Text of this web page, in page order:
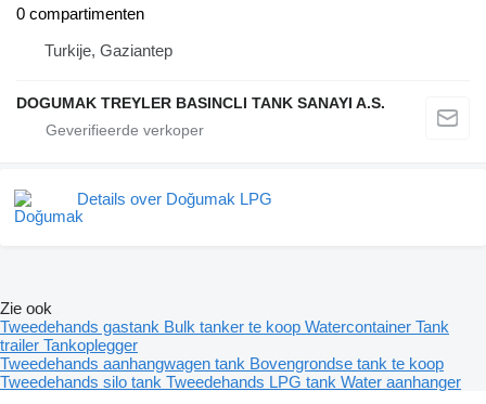
0 compartimenten
Turkije, Gaziantep
DOGUMAK TREYLER BASINCLI TANK SANAYI A.S.
Details over Doğumak LPG
Zie ook
Tweedehands gastank Bulk tanker te koop Watercontainer Tank
trailer Tankoplegger
Tweedehands aanhangwagen tank Bovengrondse tank te koop
Tweedehands silo tank Tweedehands LPG tank Water aanhanger